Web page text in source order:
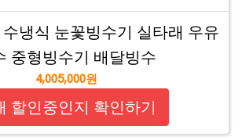
냉식 눈꽃빙수기 실타래 우유
중형빙수기 배달빙수
4,005,000원
할인중인지 확인하기